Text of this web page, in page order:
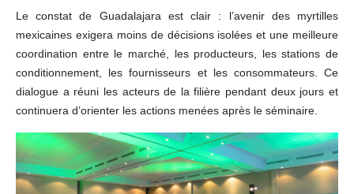
Le constat de Guadalajara est clair : l’avenir des myrtilles
mexicaines exigera moins de décisions isolées et une meilleure
coordination entre le marché, les producteurs, les stations de
conditionnement, les fournisseurs et les consommateurs. Ce
dialogue a réuni les acteurs de la filière pendant deux jours et
continuera d’orienter les actions menées après le séminaire.